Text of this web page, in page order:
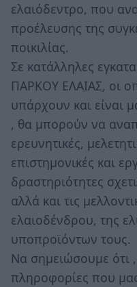
ελαιόδεντρο, που
προέλευσης της
ποικιλίας.
Σε κατάλληλες
ΠΑΡΚΟΥ ΕΛΑΙΑΣ, οι
υπάρχουν και είναι
, θα μπορούν να
ερευνητικές,
επιστημονικές και
δραστηριότητες
αλλά και τις
ελαιοδένδρου, της
υποπροϊόντων τους.
Να σημειώσουμε ότι
πληροφορίες που μας